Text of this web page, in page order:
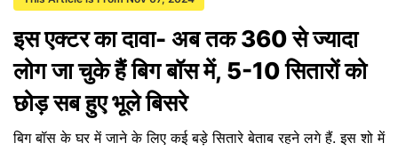
इस एक्टर का दावा- अब तक 360 से ज्यादा
लोग जा चुके हैं बिग बॉस में, 5-10 सितारों को
छोड़ सब हुए भूले बिसरे
बिग बॉस के घर में जाने के लिए कई बड़े सितारे बेताब रहने लगे हैं. इस शो में